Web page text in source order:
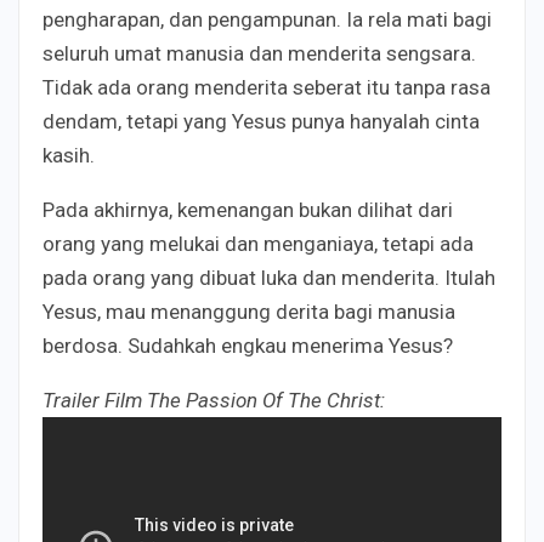
pengharapan, dan pengampunan. Ia rela mati bagi
seluruh umat manusia dan menderita sengsara.
Tidak ada orang menderita seberat itu tanpa rasa
dendam, tetapi yang Yesus punya hanyalah cinta
kasih.
Pada akhirnya, kemenangan bukan dilihat dari
orang yang melukai dan menganiaya, tetapi ada
pada orang yang dibuat luka dan menderita. Itulah
Yesus, mau menanggung derita bagi manusia
berdosa. Sudahkah engkau menerima Yesus?
Trailer Film The Passion Of The Christ: